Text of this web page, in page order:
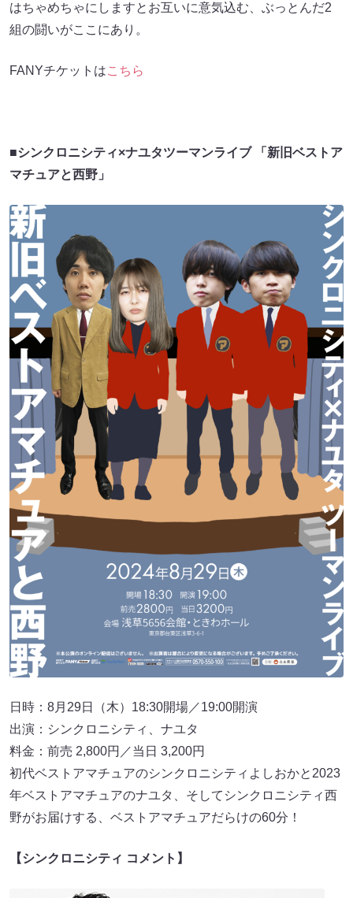
はちゃめちゃにしますとお互いに意気込む、ぶっとんだ2
組の闘いがここにあり。
FANYチケットはこちら
■シンクロニシティ×ナユタツーマンライブ 「新旧ベストア
マチュアと西野」
日時：8月29日（木）18:30開場／19:00開演
出演：シンクロニシティ、ナユタ
料金：前売 2,800円／当日 3,200円
初代ベストアマチュアのシンクロニシティよしおかと2023
年ベストアマチュアのナユタ、そしてシンクロニシティ西
野がお届けする、ベストアマチュアだらけの60分！
【シンクロニシティ コメント】